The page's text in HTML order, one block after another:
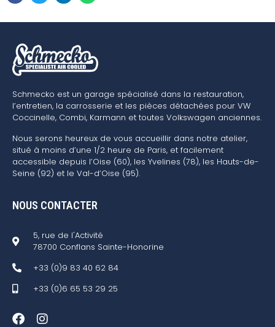
Schmecko est un garage spécialisé dans la restauration,
l’entretien, la carrosserie et les pièces détachées pour VW
Coccinelle, Combi, Karmann et toutes Volkswagen anciennes.
Nous serons heureux de vous accueillir dans notre atelier,
situé à moins d’une 1/2 heure de Paris, et facilement
accessible depuis l’Oise (60), les Yvelines (78), les Hauts-de-
Seine (92) et le Val-d’Oise (95).
NOUS CONTACTER
5, rue de l'Activité
78700 Conflans Sainte-Honorine
+33 (0)9 83 40 62 84
+33 (0)6 65 53 29 25